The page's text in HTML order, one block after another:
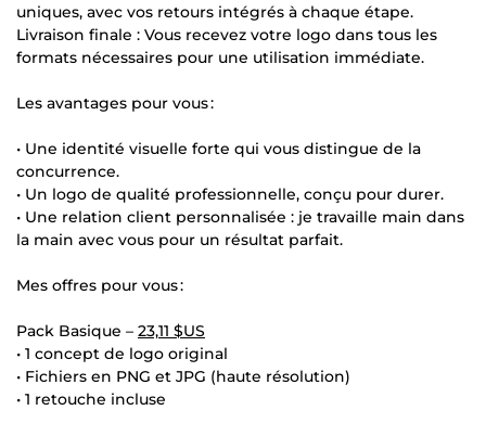
uniques, avec vos retours intégrés à chaque étape.
Livraison finale : Vous recevez votre logo dans tous les
formats nécessaires pour une utilisation immédiate.
Les avantages pour vous :
• Une identité visuelle forte qui vous distingue de la
concurrence.
• Un logo de qualité professionnelle, conçu pour durer.
• Une relation client personnalisée : je travaille main dans
la main avec vous pour un résultat parfait.
Mes offres pour vous :
Pack Basique – 23,11 $US
• 1 concept de logo original
• Fichiers en PNG et JPG (haute résolution)
• 1 retouche incluse